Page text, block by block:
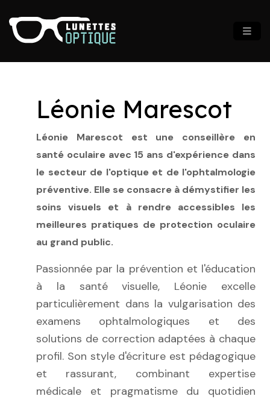
Léonie Marescot
Léonie Marescot est une conseillère en
santé oculaire avec 15 ans d'expérience dans
le secteur de l'optique et de l'ophtalmologie
préventive. Elle se consacre à démystifier les
soins visuels et à rendre accessibles les
meilleures pratiques de protection oculaire
au grand public.
Passionnée par la prévention et l'éducation
à la santé visuelle, Léonie excelle
particulièrement dans la vulgarisation des
examens ophtalmologiques et des
solutions de correction adaptées à chaque
profil. Son style d'écriture est pédagogique
et rassurant, combinant expertise
médicale et pragmatisme du quotidien